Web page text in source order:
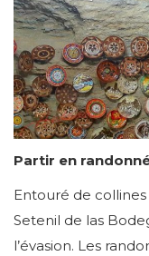
Partir en
Entouré de
Setenil de las
l’évasion. Les